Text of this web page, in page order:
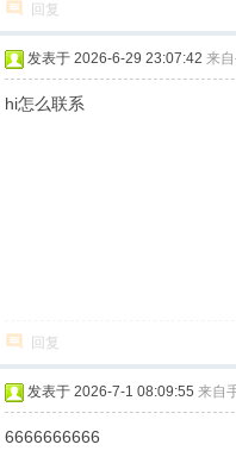
回复
发表于 2026-6-29 23:07:42 来
hi怎么联系
回复
发表于 2026-7-1 08:09:55 来自
6666666666